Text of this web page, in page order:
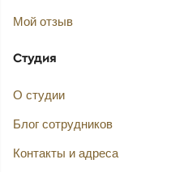
Мой отзыв
Студия
О студии
Блог сотрудников
Контакты и адреса